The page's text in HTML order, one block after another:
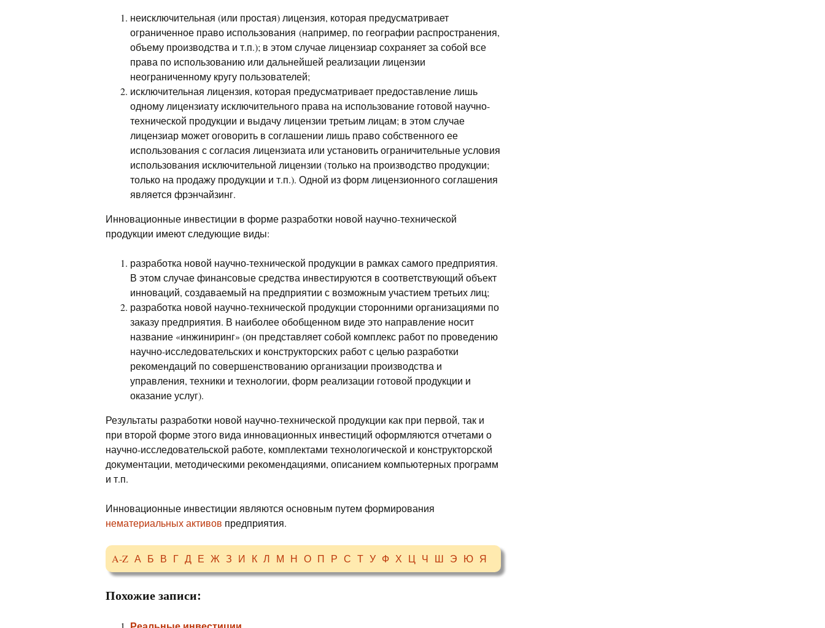
неисключительная (или простая) лицензия, которая предусматривает
ограниченное право использования (например, по географии распространения,
объему производства и т.п.); в этом случае лицензиар сохраняет за собой все
права по использованию или дальнейшей реализации лицензии
неограниченному кругу пользователей;
исключительная лицензия, которая предусматривает предоставление лишь
одному лицензиату исключительного права на использование готовой научно-
технической продукции и выдачу лицензии третьим лицам; в этом случае
лицензиар может оговорить в соглашении лишь право собственного ее
использования с согласия лицензиата или установить ограничительные условия
использования исключительной лицензии (только на производство продукции;
только на продажу продукции и т.п.). Одной из форм лицензионного соглашения
является фрэнчайзинг.
Инновационные инвестиции в форме разработки новой научно-технической
продукции имеют следующие виды:
разработка новой научно-технической продукции в рамках самого предприятия.
В этом случае финансовые средства инвестируются в соответствующий объект
инноваций, создаваемый на предприятии с возможным участием третьих лиц;
разработка новой научно-технической продукции сторонними организациями по
заказу предприятия. В наиболее обобщенном виде это направление носит
название «инжиниринг» (он представляет собой комплекс работ по проведению
научно-исследовательских и конструкторских работ с целью разработки
рекомендаций по совершенствованию организации производства и
управления, техники и технологии, форм реализации готовой продукции и
оказание услуг).
Результаты разработки новой научно-технической продукции как при первой, так и
при второй форме этого вида инновационных инвестиций оформляются отчетами о
научно-исследовательской работе, комплектами технологической и конструкторской
документации, методическими рекомендациями, описанием компьютерных программ
и т.п.
Инновационные инвестиции являются основным путем формирования
нематериальных активов предприятия.
A-Z А Б В Г Д Е Ж З И К Л М Н О П Р С Т У Ф Х Ц Ч Ш Э Ю Я
Похожие записи: